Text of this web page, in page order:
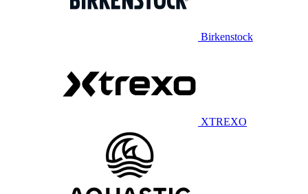
Birkenstock
XTREXO